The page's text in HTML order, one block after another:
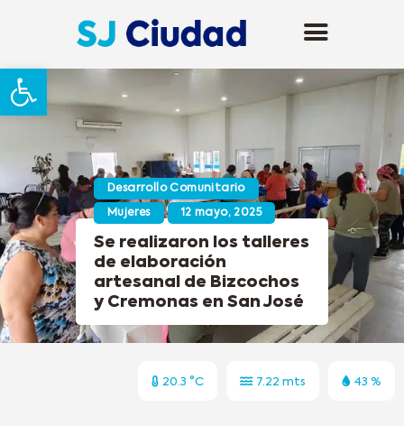
Abrir barra de herramientas
Desarrollo Comunitario
Mujeres 12 mayo, 2025
Se realizaron los talleres
de elaboración
artesanal de Bizcochos
y Cremonas en San José
20.3 °C 7.22 mts 43 %